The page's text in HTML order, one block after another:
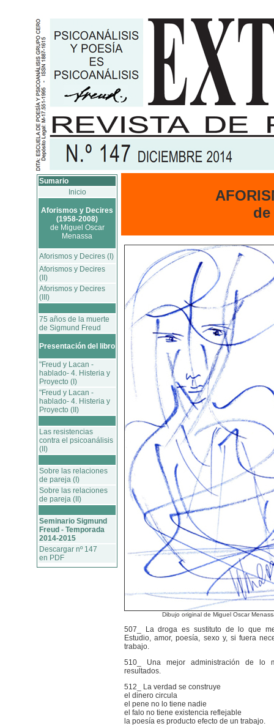
Sumario
Inicio
Aforismos y Decires
(1958-2008)
de Miguel Oscar
Menassa
Aforismos y Decires (I)
Aforismos y Decires
(II)
Aforismos y Decires
(III)
75 años de la muerte
de Sigmund Freud
Presentación del libro
"Freud y Lacan -
hablado- 4. Histeria y
Proyecto (I)
"Freud y Lacan -
hablado- 4. Histeria y
Proyecto (II)
Las resistencias
contra el psicoanálisis
(II)
Sobre las relaciones
de pareja (I)
Sobre las relaciones
de pareja (II)
Seminario Sigmund
Freud - Temporada
2014-2015
Descargar nº 147
en PDF
Dibujo original de Miguel Oscar
507_ La droga es sustituto de lo que
Estudio, amor, poesía, sexo y, si fuera
trabajo.
510_ Una mejor administración de lo
resultados.
512_ La verdad se construye
el dinero circula
el pene no lo tiene nadie
el falo no tiene existencia reflejable
la poesía es producto efecto de un trabajo.